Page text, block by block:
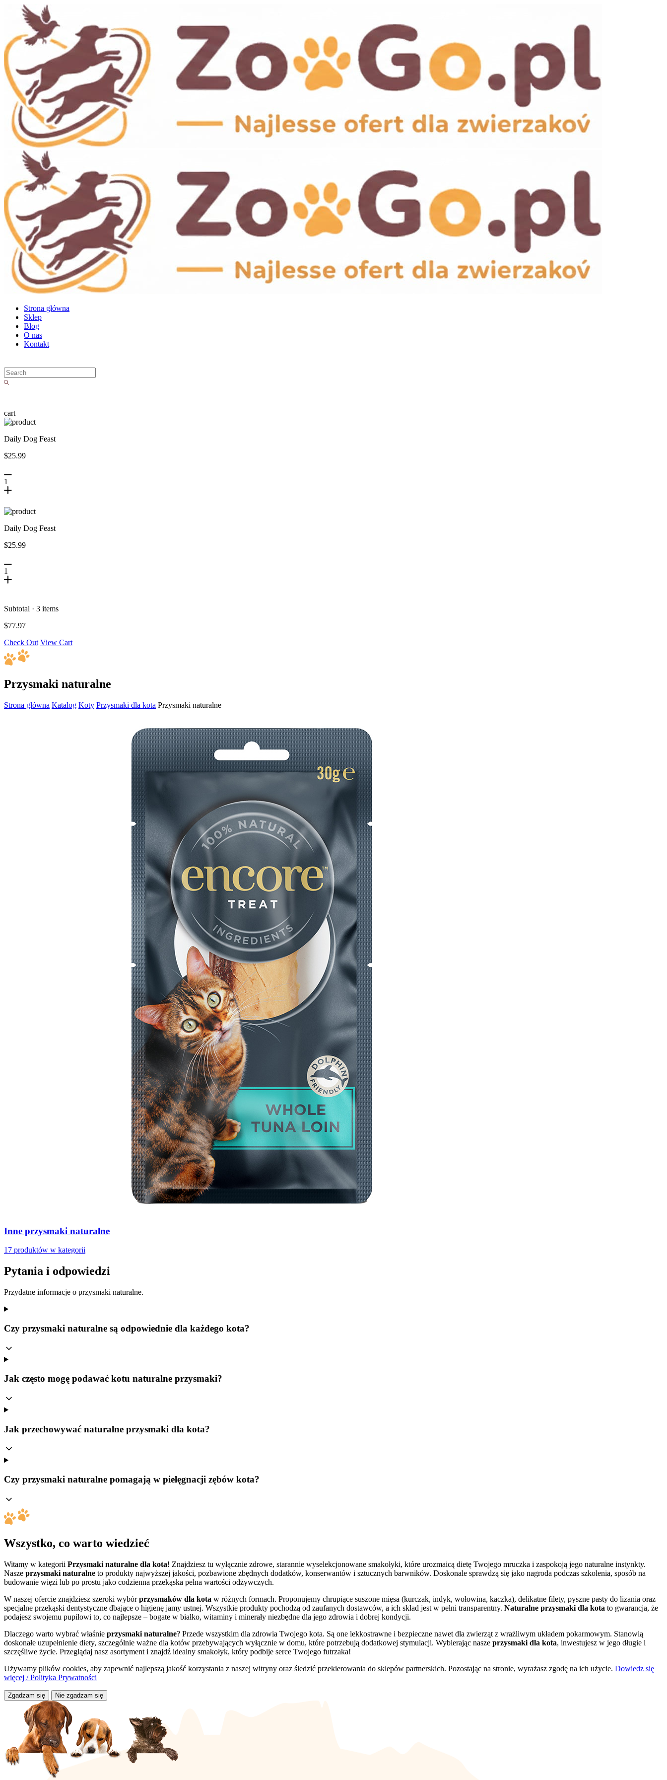
Strona główna
Sklep
Blog
O nas
Kontakt
cart
Daily Dog Feast
$25.99
1
Daily Dog Feast
$25.99
1
Subtotal · 3 items
$77.97
Check Out View Cart
Przysmaki naturalne
Strona główna Katalog Koty Przysmaki dla kota Przysmaki naturalne
Inne przysmaki naturalne
17 produktów w kategorii
Pytania i odpowiedzi
Przydatne informacje o przysmaki naturalne.
Czy przysmaki naturalne są odpowiednie dla każdego kota?
Jak często mogę podawać kotu naturalne przysmaki?
Jak przechowywać naturalne przysmaki dla kota?
Czy przysmaki naturalne pomagają w pielęgnacji zębów kota?
Wszystko, co warto wiedzieć
Witamy w kategorii Przysmaki naturalne dla kota! Znajdziesz tu wyłącznie zdrowe, starannie wyselekcjonowane smakołyki, które urozmaicą dietę Twojego mruczka i zaspokoją jego naturalne instynkty.
Nasze przysmaki naturalne to produkty najwyższej jakości, pozbawione zbędnych dodatków, konserwantów i sztucznych barwników. Doskonale sprawdzą się jako nagroda podczas szkolenia, sposób na
budowanie więzi lub po prostu jako codzienna przekąska pełna wartości odżywczych.
W naszej ofercie znajdziesz szeroki wybórprzysmaków dla kota w różnych formach. Proponujemy chrupiące suszone mięsa (kurczak, indyk, wołowina, kaczka), delikatne filety, pyszne pasty do lizania oraz
specjalne przekąski dentystyczne dbające o higienę jamy ustnej. Wszystkie produkty pochodzą od zaufanych dostawców, a ich skład jest w pełni transparentny. Naturalne przysmaki dla kota to gwarancja, że
podajesz swojemu pupilowi to, co najlepsze – bogate w białko, witaminy i minerały niezbędne dla jego zdrowia i dobrej kondycji.
Dlaczego warto wybrać właśnie przysmaki naturalne? Przede wszystkim dla zdrowia Twojego kota. Są one lekkostrawne i bezpieczne nawet dla zwierząt z wrażliwym układem pokarmowym. Stanowią
doskonałe uzupełnienie diety, szczególnie ważne dla kotów przebywających wyłącznie w domu, które potrzebują dodatkowej stymulacji. Wybierając nasze przysmaki dla kota, inwestujesz w jego długie i
szczęśliwe życie. Przeglądaj nasz asortyment i znajdź idealny smakołyk, który podbije serce Twojego futrzaka!
Używamy plików cookies, aby zapewnić najlepszą jakość korzystania z naszej witryny oraz śledzić przekierowania do sklepów partnerskich. Pozostając na stronie, wyrażasz zgodę na ich użycie. Dowiedz się
więcej / Polityka Prywatności
Zgadzam się Nie zgadzam się